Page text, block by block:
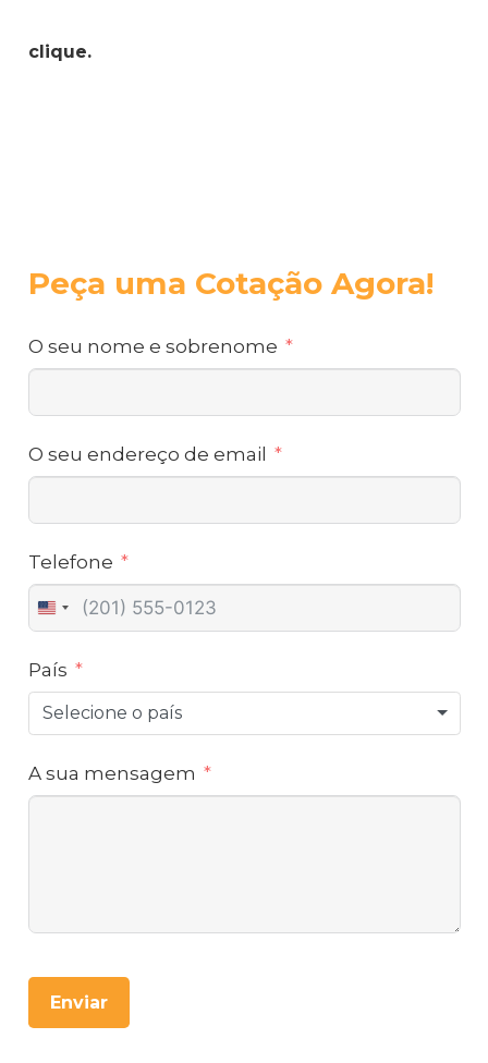
clique.
Peça uma Cotação Agora!
O seu nome e sobrenome
O seu endereço de email
Telefone
United
+1
País
Selecione o país
A sua mensagem
Enviar